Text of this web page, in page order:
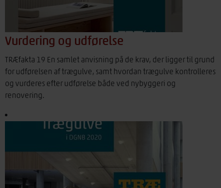
Vurdering og udførelse
TRÆfakta 19 En samlet anvisning på de krav, der ligger til grund
for udførelsen af trægulve, samt hvordan trægulve kontrolleres
og vurderes efter udførelse både ved nybyggeri og
renovering.